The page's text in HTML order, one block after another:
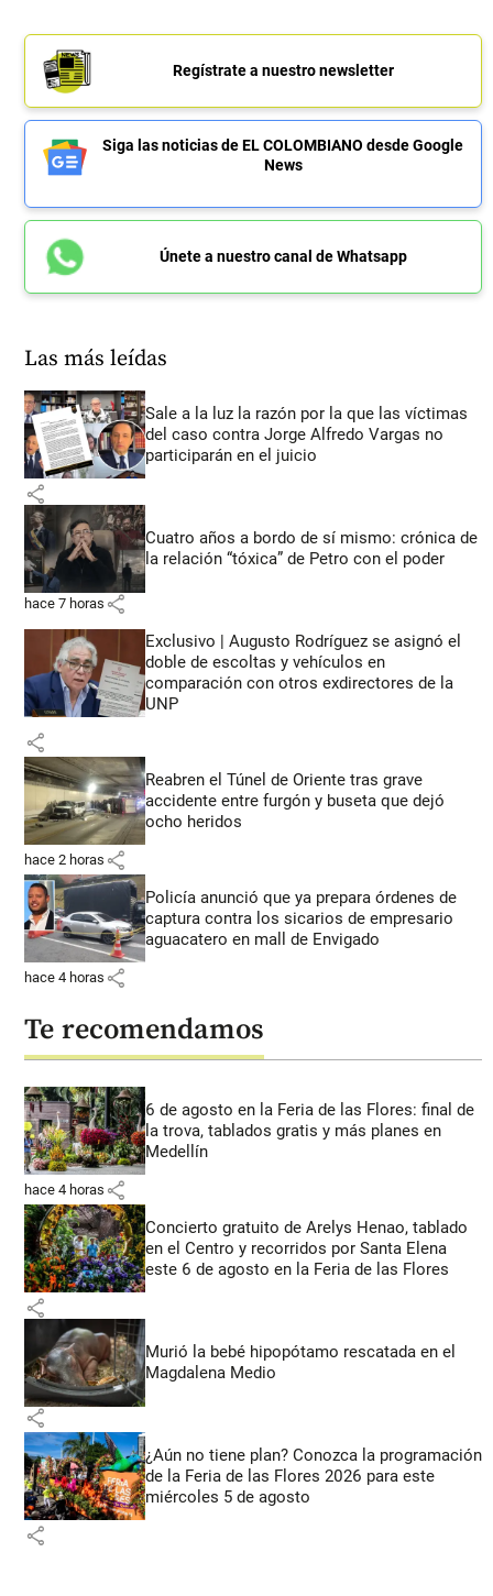
Regístrate a nuestro newsletter
Siga las noticias de EL COLOMBIANO desde Google
News
Únete a nuestro canal de Whatsapp
Las más leídas
Sale a la luz la razón por la que las víctimas
del caso contra Jorge Alfredo Vargas no
participarán en el juicio
share
Cuatro años a bordo de sí mismo: crónica de
la relación “tóxica” de Petro con el poder
hace 7 horas share
Exclusivo | Augusto Rodríguez se asignó el
doble de escoltas y vehículos en
comparación con otros exdirectores de la
UNP
share
Reabren el Túnel de Oriente tras grave
accidente entre furgón y buseta que dejó
ocho heridos
hace 2 horas share
Policía anunció que ya prepara órdenes de
captura contra los sicarios de empresario
aguacatero en mall de Envigado
hace 4 horas share
Te recomendamos
6 de agosto en la Feria de las Flores: final de
la trova, tablados gratis y más planes en
Medellín
hace 4 horas share
Concierto gratuito de Arelys Henao, tablado
en el Centro y recorridos por Santa Elena
este 6 de agosto en la Feria de las Flores
share
Murió la bebé hipopótamo rescatada en el
Magdalena Medio
share
¿Aún no tiene plan? Conozca la programación
de la Feria de las Flores 2026 para este
miércoles 5 de agosto
share